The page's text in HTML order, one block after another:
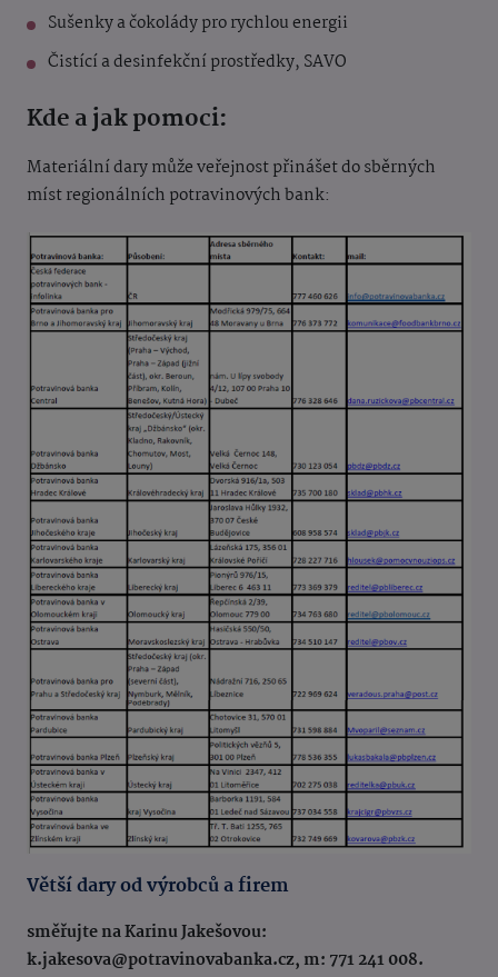
Sušenky a čokolády pro rychlou energii
Čistící a desinfekční prostředky, SAVO
Kde a jak pomoci:
Materiální dary může veřejnost přinášet do sběrných
míst regionálních potravinových bank:
Větší dary od výrobců a firem
směřujte na Karinu Jakešovou:
k.jakesova@potravinovabanka.cz, m: 771 241 008.